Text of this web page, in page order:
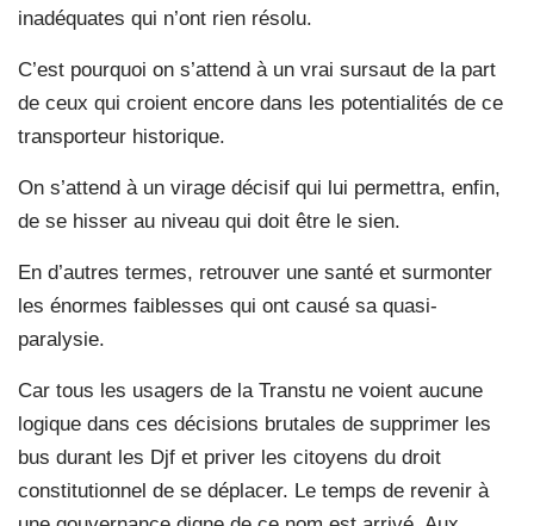
inadéquates qui n’ont rien résolu.
C’est pourquoi on s’attend à un vrai sursaut de la part
de ceux qui croient encore dans les potentialités de ce
transporteur historique.
On s’attend à un virage décisif qui lui permettra, enfin,
de se hisser au niveau qui doit être le sien.
En d’autres termes, retrouver une santé et surmonter
les énormes faiblesses qui ont causé sa quasi-
paralysie.
Car tous les usagers de la Transtu ne voient aucune
logique dans ces décisions brutales de supprimer les
bus durant les Djf et priver les citoyens du droit
constitutionnel de se déplacer. Le temps de revenir à